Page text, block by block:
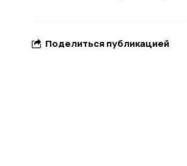
Поделиться публикацией